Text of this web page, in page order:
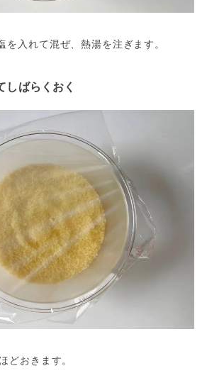
を入れて混ぜ、熱湯を注ぎます。
しばらくおく
どおきます。